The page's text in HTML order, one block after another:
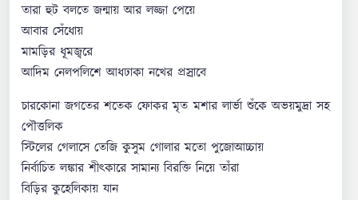
তারা হুট বলতে জন্মায় আর লজ্জা পেয়ে
আবার সেঁধোয়
মামড়ির ধূমজ্বরে
আদিম নেলপলিশে আধঢাকা নখের প্রস্রাবে
চারকোনা জগতের শতেক ফোকর মৃত মশার লার্ভা শুঁকে অভয়মুদ্রা সহ
পৌত্তলিক
স্টিলের গেলাসে তেজি কুসুম গোলার মতো পুজোআচ্চায়
নির্বাচিত লঙ্কার শীৎকারে সামান্য বিরক্তি নিয়ে তাঁরা
বিড়ির কুহেলিকায় যান